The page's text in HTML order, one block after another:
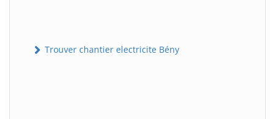
Trouver chantier electricite Bény